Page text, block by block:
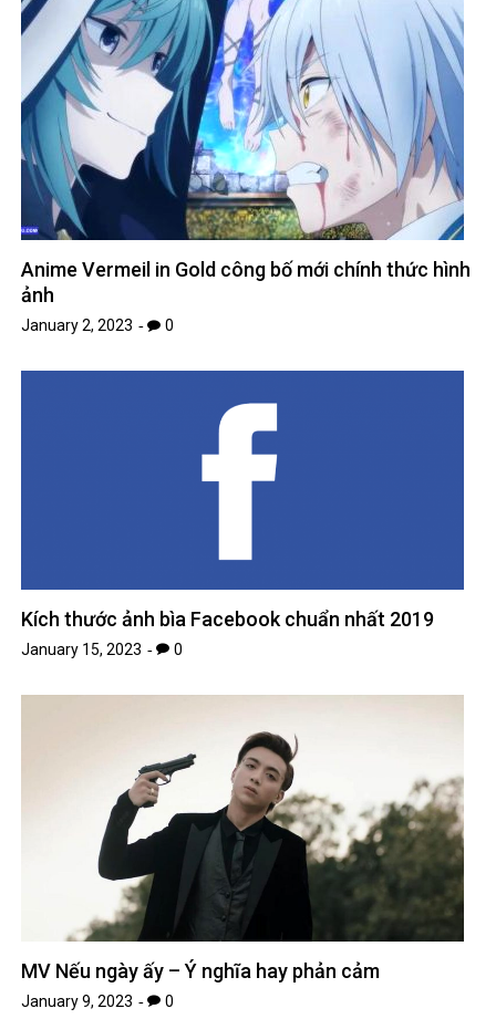
Anime Vermeil in Gold công bố mới chính thức hình
ảnh
January 2, 2023 0
Kích thước ảnh bìa Facebook chuẩn nhất 2019
January 15, 2023 0
MV Nếu ngày ấy – Ý nghĩa hay phản cảm
January 9, 2023 0